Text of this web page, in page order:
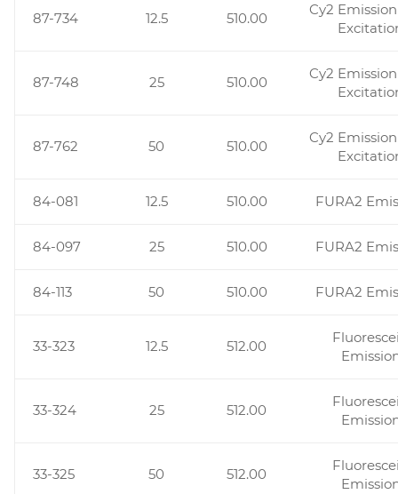
87-734 12.5 510.00
Cy2
87-748 25 510.00
Cy2
87-762 50 510.00
Cy2
84-081 12.5 510.00 FURA2
84-097 25 510.00 FURA2
84-113 50 510.00 FURA2
33-323 12.5 512.00
33-324 25 512.00
33-325 50 512.00